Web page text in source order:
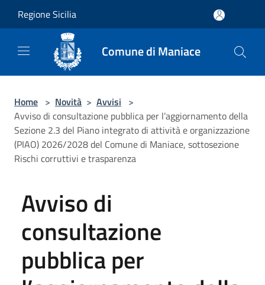
Regione Sicilia
Comune di Maniace
Home > Novità > Avvisi >
Avviso di consultazione pubblica per l’aggiornamento della
Sezione 2.3 del Piano integrato di attività e organizzazione
(PIAO) 2026/2028 del Comune di Maniace, sottosezione
Rischi corruttivi e trasparenza
Avviso di
consultazione
pubblica per